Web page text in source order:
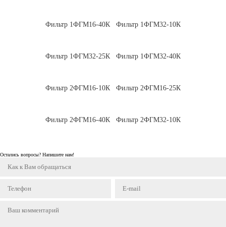
Фильтр 1ФГМ16-40К Фильтр 1ФГМ32-10К
Фильтр 1ФГМ32-25К Фильтр 1ФГМ32-40К
Фильтр 2ФГМ16-10К Фильтр 2ФГМ16-25К
Фильтр 2ФГМ16-40К Фильтр 2ФГМ32-10К
Остались вопросы? Напишите нам!